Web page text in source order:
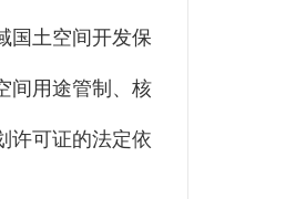
国土空间开发保
间用途管制、核
许可证的法定依